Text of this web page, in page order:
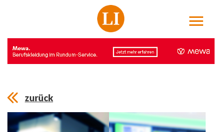
zurück